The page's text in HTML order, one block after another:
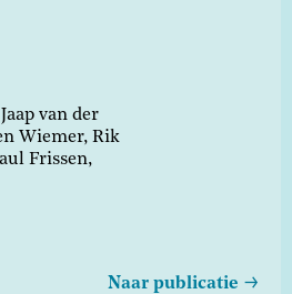
Jaap van der
Wiemer, Rik
Frissen,
Naar publicatie